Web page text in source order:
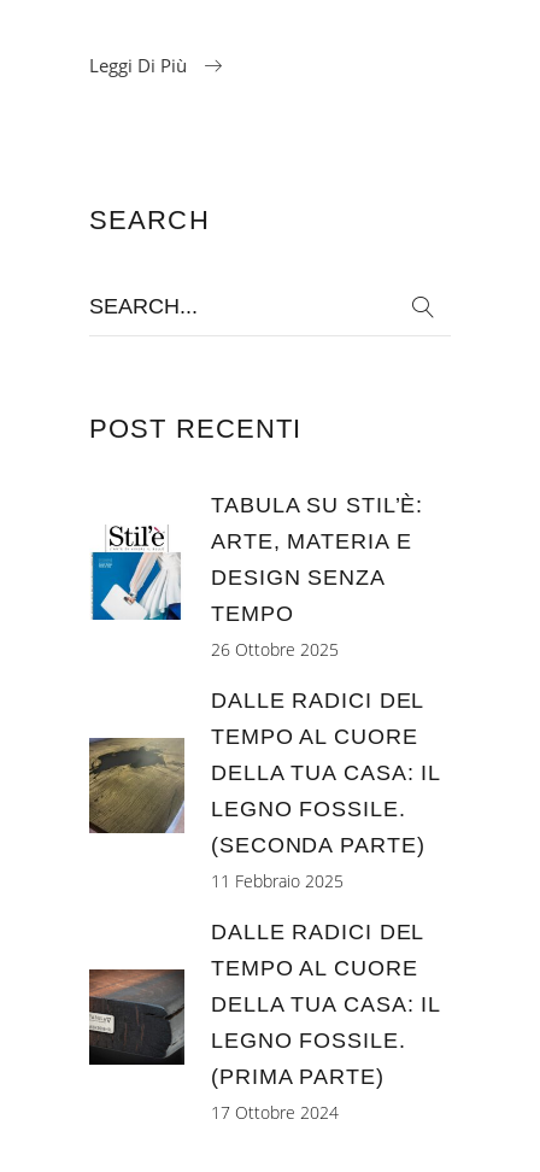
Leggi Di Più
SEARCH
for:
POST RECENTI
TABULA SU STIL’È:
ARTE, MATERIA E
DESIGN SENZA
TEMPO
26 Ottobre 2025
DALLE RADICI DEL
TEMPO AL CUORE
DELLA TUA CASA: IL
LEGNO FOSSILE.
(SECONDA PARTE)
11 Febbraio 2025
DALLE RADICI DEL
TEMPO AL CUORE
DELLA TUA CASA: IL
LEGNO FOSSILE.
(PRIMA PARTE)
17 Ottobre 2024